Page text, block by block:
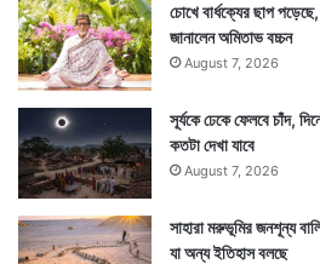
চোখে বার্ধক্যের ছাপ
জানালেন অমিতাভ বচ্চন
August 7, 2026
সূর্যকে ঢেকে ফেলবে চাঁদ,
কতটা দেখা যাবে
August 7, 2026
সাহারা মরুভূমির জনশূন্য
যা অন্য ইতিহাস বলছে